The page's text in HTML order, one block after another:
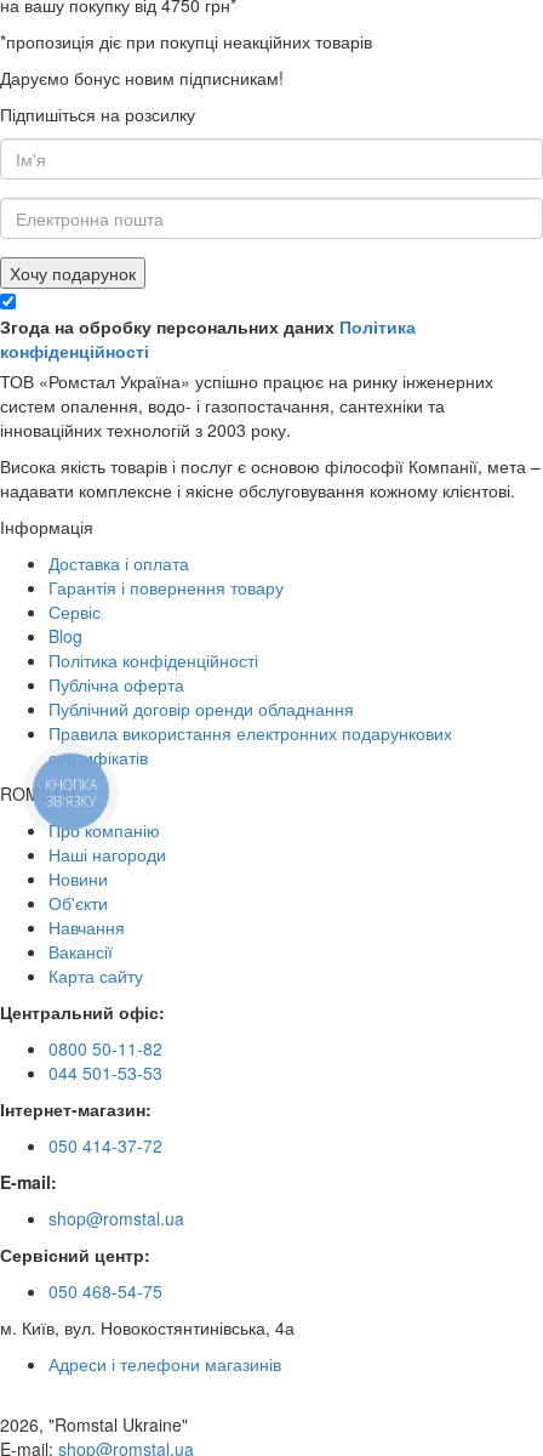
на вашу покупку від 4750 грн*
*пропозиція діє при покупці неакційних товарів
Даруємо бонус новим підписникам!
Підпишіться на розсилку
Хочу подарунок
Згода на обробку персональних даних Політика
конфіденційності
ТОВ «Ромстал Україна» успішно працює на ринку інженерних
систем опалення, водо- і газопостачання, сантехніки та
інноваційних технологій з 2003 року.
Висока якість товарів і послуг є основою філософії Компанії, мета –
надавати комплексне і якісне обслуговування кожному клієнтові.
Інформація
Доставка і оплата
Гарантія і повернення товару
Сервіс
Blog
Політика конфіденційності
Публічна оферта
Публічний договір оренди обладнання
Правила використання електронних подарункових
сертифікатів
ROMSTAL
Про компанію
Наші нагороди
Новини
Об'єкти
Навчання
Вакансії
Карта сайту
Центральний офіс:
0800 50-11-82
044 501-53-53
Інтернет-магазин:
050 414-37-72
E-mail:
shop@romstal.ua
Сервісний центр:
050 468-54-75
м. Київ, вул. Новокостянтинівська, 4а
Адреси і телефони магазинів
2026, "Romstal Ukraine"
​E-mail: shop@romstal.ua
КНОПКА
ЗВ'ЯЗКУ